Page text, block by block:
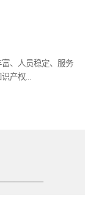
、人员稳定、服务
产权...